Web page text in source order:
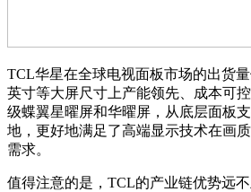
TCL华星在全球电视面板市场的出货
英寸等大屏尺寸上产能领先、成本可
级蝶翼星曜屏和华曜屏，从底层面板
地，更好地满足了高端显示技术在画
需求。
值得注意的是，TCL的产业链优势远